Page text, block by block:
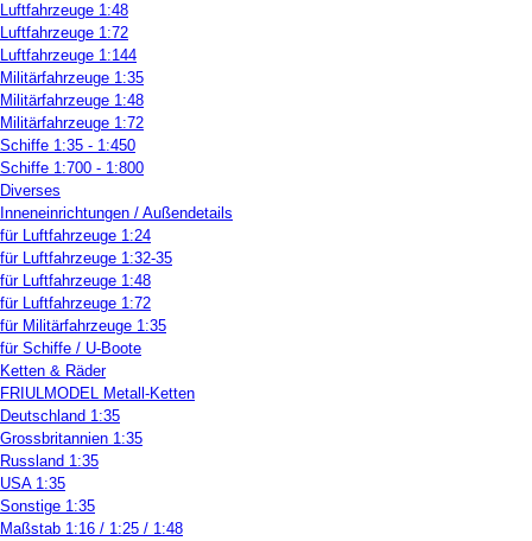
Luftfahrzeuge 1:48
Luftfahrzeuge 1:72
Luftfahrzeuge 1:144
Militärfahrzeuge 1:35
Militärfahrzeuge 1:48
Militärfahrzeuge 1:72
Schiffe 1:35 - 1:450
Schiffe 1:700 - 1:800
Diverses
Inneneinrichtungen / Außendetails
für Luftfahrzeuge 1:24
für Luftfahrzeuge 1:32-35
für Luftfahrzeuge 1:48
für Luftfahrzeuge 1:72
für Militärfahrzeuge 1:35
für Schiffe / U-Boote
Ketten & Räder
FRIULMODEL Metall-Ketten
Deutschland 1:35
Grossbritannien 1:35
Russland 1:35
USA 1:35
Sonstige 1:35
Maßstab 1:16 / 1:25 / 1:48